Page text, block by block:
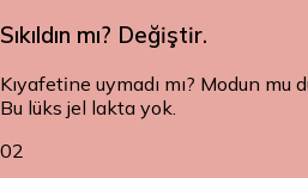
Sıkıldın mı? Değiştir.
Kıyafetine uymadı mı? Modun mu
Bu lüks jel lakta yok.
02